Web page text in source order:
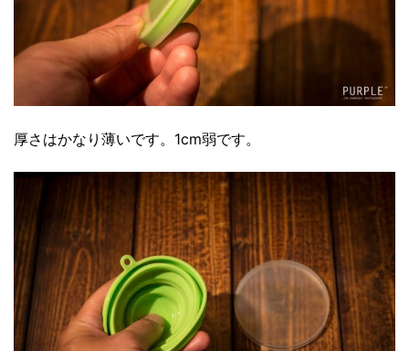
厚さはかなり薄いです。1cm弱です。